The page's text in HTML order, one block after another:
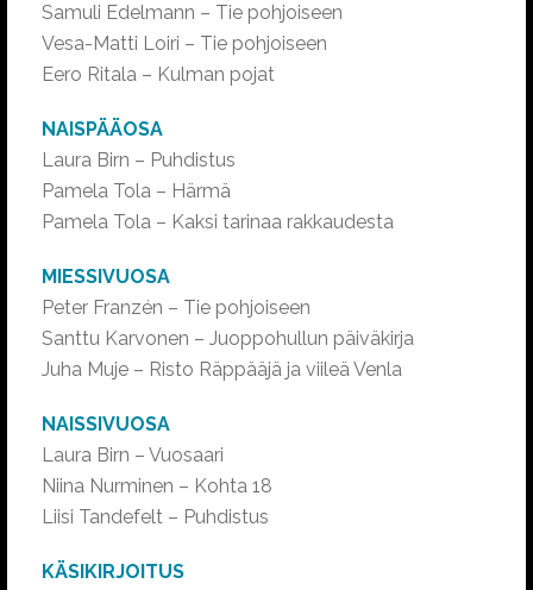
Samuli Edelmann – Tie pohjoiseen
Vesa-Matti Loiri – Tie pohjoiseen
Eero Ritala – Kulman pojat
NAISPÄÄOSA
Laura Birn – Puhdistus
Pamela Tola – Härmä
Pamela Tola – Kaksi tarinaa rakkaudesta
MIESSIVUOSA
Peter Franzén – Tie pohjoiseen
Santtu Karvonen – Juoppohullun päiväkirja
Juha Muje – Risto Räppääjä ja viileä Venla
NAISSIVUOSA
Laura Birn – Vuosaari
Niina Nurminen – Kohta 18
Liisi Tandefelt – Puhdistus
KÄSIKIRJOITUS